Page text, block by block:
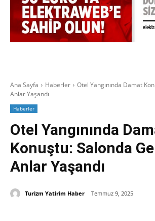
Ana Sayfa Haberler
Otel Yangınında Damat
Anlar Yaşandı
Haberler
Otel Yangınında
Konuştu: Salonda
Anlar Yaşandı
Turizm Yatirim Haber Temmuz 9, 2025